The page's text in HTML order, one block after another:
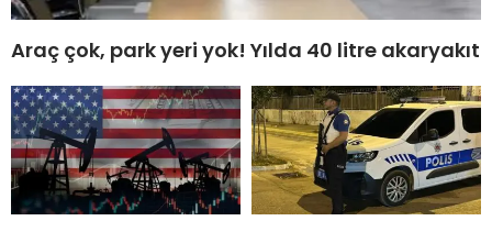
Araç çok, park yeri yok! Yılda 40 litre akaryakıt